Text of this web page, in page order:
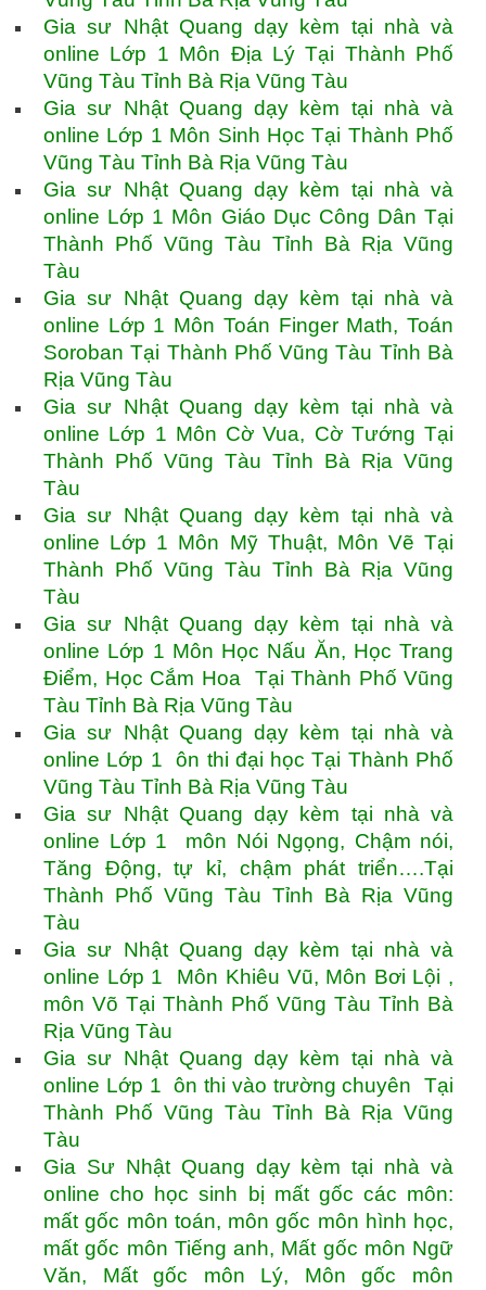
Gia sư Nhật Quang dạy kèm tại nhà và
online Lớp 1 Môn Địa Lý Tại Thành Phố
Vũng Tàu Tỉnh Bà Rịa Vũng Tàu
Gia sư Nhật Quang dạy kèm tại nhà và
online Lớp 1 Môn Sinh Học Tại Thành Phố
Vũng Tàu Tỉnh Bà Rịa Vũng Tàu
Gia sư Nhật Quang dạy kèm tại nhà và
online Lớp 1 Môn Giáo Dục Công Dân Tại
Thành Phố Vũng Tàu Tỉnh Bà Rịa Vũng
Tàu
Gia sư Nhật Quang dạy kèm tại nhà và
online Lớp 1 Môn Toán Finger Math, Toán
Soroban Tại Thành Phố Vũng Tàu Tỉnh Bà
Rịa Vũng Tàu
Gia sư Nhật Quang dạy kèm tại nhà và
online Lớp 1 Môn Cờ Vua, Cờ Tướng Tại
Thành Phố Vũng Tàu Tỉnh Bà Rịa Vũng
Tàu
Gia sư Nhật Quang dạy kèm tại nhà và
online Lớp 1 Môn Mỹ Thuật, Môn Vẽ Tại
Thành Phố Vũng Tàu Tỉnh Bà Rịa Vũng
Tàu
Gia sư Nhật Quang dạy kèm tại nhà và
online Lớp 1 Môn Học Nấu Ăn, Học Trang
Điểm, Học Cắm Hoa Tại Thành Phố Vũng
Tàu Tỉnh Bà Rịa Vũng Tàu
Gia sư Nhật Quang dạy kèm tại nhà và
online Lớp 1 ôn thi đại học Tại Thành Phố
Vũng Tàu Tỉnh Bà Rịa Vũng Tàu
Gia sư Nhật Quang dạy kèm tại nhà và
online Lớp 1 môn Nói Ngọng, Chậm nói,
Tăng Động, tự kỉ, chậm phát triển….Tại
Thành Phố Vũng Tàu Tỉnh Bà Rịa Vũng
Tàu
Gia sư Nhật Quang dạy kèm tại nhà và
online Lớp 1 Môn Khiêu Vũ, Môn Bơi Lội ,
môn Võ Tại Thành Phố Vũng Tàu Tỉnh Bà
Rịa Vũng Tàu
Gia sư Nhật Quang dạy kèm tại nhà và
online Lớp 1 ôn thi vào trường chuyên Tại
Thành Phố Vũng Tàu Tỉnh Bà Rịa Vũng
Tàu
Gia Sư Nhật Quang dạy kèm tại nhà và
online cho học sinh bị mất gốc các môn:
mất gốc môn toán, môn gốc môn hình học,
mất gốc môn Tiếng anh, Mất gốc môn Ngữ
Văn, Mất gốc môn Lý, Môn gốc môn